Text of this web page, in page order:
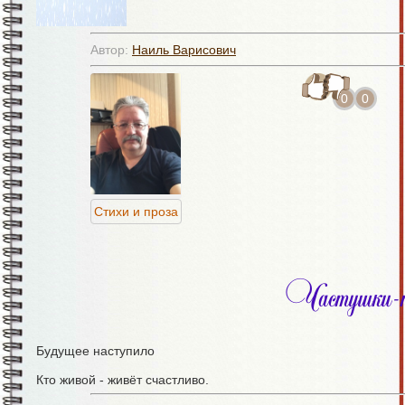
Смотрим взглядом большого телёнка.
И вот так каждый раз
Мы похожи на снег
То идём, а то падаем звучно…
© Наиль Муртазин
Автор: Наиль Варисович
0 0
Стихи и проза
Частушки-
Будущее наступило
Кто живой - живёт счастливо.